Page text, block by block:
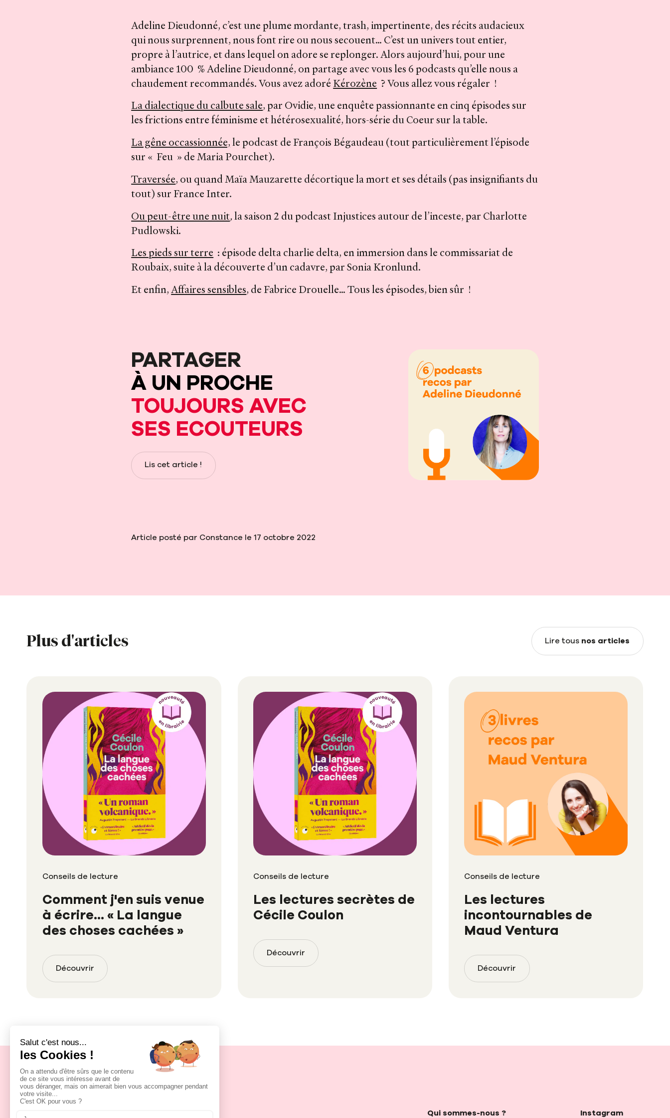
Adeline Dieudonné, c’est une plume mordante, trash, impertinente, des récits audacieux
qui nous surprennent, nous font rire ou nous secouent… C’est un univers tout entier,
propre à l’autrice, et dans lequel on adore se replonger. Alors aujourd’hui, pour une
ambiance 100 % Adeline Dieudonné, on partage avec vous les 6 podcasts qu’elle nous a
chaudement recommandés. Vous avez adoré Kérozène ? Vous allez vous régaler !
La dialectique du calbute sale, par Ovidie, une enquête passionnante en cinq épisodes sur
les frictions entre féminisme et hétérosexualité, hors-série du Coeur sur la table.
La gêne occassionnée,le podcast de François Bégaudeau (tout particulièrement l’épisode
sur « Feu » de Maria Pourchet).
Traversée, ou quand Maïa Mauzarette décortique la mort et ses détails (pas insignifiants du
tout) sur France Inter.
Ou peut-être une nuit,la saison 2 du podcast Injustices autour de l’inceste, par Charlotte
Pudlowski.
Les pieds sur terre : épisode delta charlie delta, en immersion dans le commissariat de
Roubaix, suite à la découverte d’un cadavre, par Sonia Kronlund.
Et enfin,Affaires sensibles, de Fabrice Drouelle… Tous les épisodes, bien sûr !
PARTAGER
À UN PROCHE
TOUJOURS AVEC
SES ECOUTEURS
Lis cet article !
Article posté par Constance le 17 octobre 2022
Plus d'articles Lire tous nos articles
Conseils de lecture
Comment j'en suis venue
à écrire... « La langue
des choses cachées »
Découvrir
Conseils de lecture
Les lectures secrètes de
Cécile Coulon
Découvrir
Conseils de lecture
Les lectures
incontournables de
Maud Ventura
Découvrir
Qui sommes-nous ? Instagram